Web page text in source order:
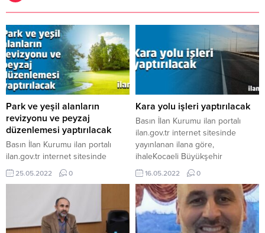
Park ve yeşil alanların
revizyonu ve peyzaj
düzenlemesi yaptırılacak
Basın İlan Kurumu ilan portalı
ilan.gov.tr internet sitesinde
yayınlanan ilana göre, ihaleKörfez
Belediyesi Park Ve Bahçeler
Geneli Park ve Yeşil Alanların
Revizyonu ve Peyzaj Yapım
İşi yapım işi 27.05.2022
25.05.2022 0
Kara yolu işleri yaptırılacak
Basın İlan Kurumu ilan portalı
ilan.gov.tr internet sitesinde
yayınlanan ilana göre,
ihaleKocaeli Büyükşehir
Belediyesi Fen İşleri Dairesi
Başkanlığı – Yol Bakım, Onarım Ve
Yapım Şube Müdürlüğü Gölcük
İlçesi Yol Yapım, Bakım Ve Onarım
İşi yapım işi 18.05.2022
saat:11.00’da Kocaeli Büyükşehir
16.05.2022 0